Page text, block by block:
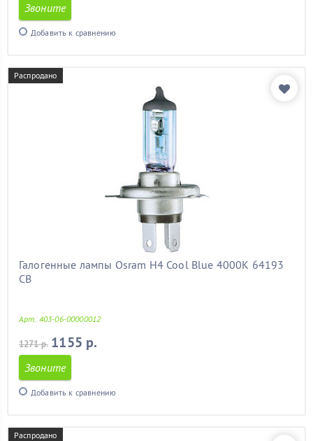
Звоните
Добавить к сравнению
Распродано
Галогенные лампы Osram H4 Cool Blue 4000K 64193
CB
Арт. 403-06-00000012
1271 р. 1155 р.
Звоните
Добавить к сравнению
Распродано